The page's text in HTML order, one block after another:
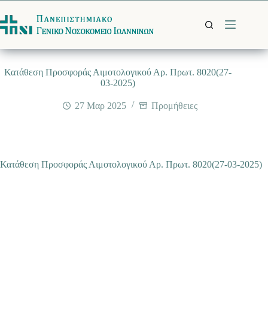
στο
περιεχόμενο
Κατάθεση Προσφοράς Αιμοτολογικού Αρ. Πρωτ. 8020(27-
03-2025)
27 Μαρ 2025 Προμήθειες
Κατάθεση Προσφοράς Αιμοτολογικού Αρ. Πρωτ. 8020(27-03-2025)